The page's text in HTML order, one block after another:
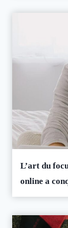
L’art du
online a